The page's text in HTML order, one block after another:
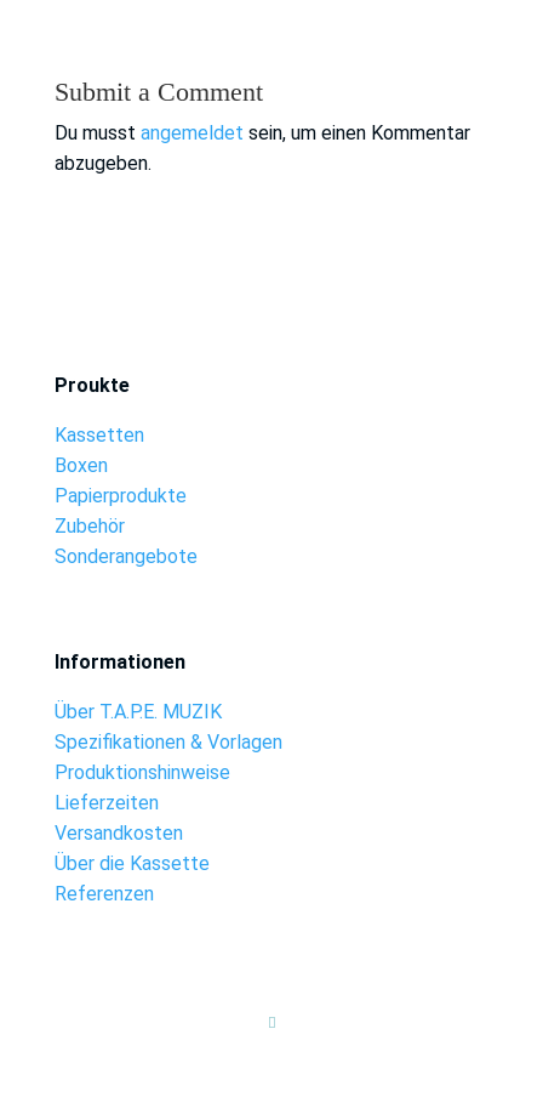
Submit a Comment
Du musst angemeldet sein, um einen Kommentar
abzugeben.
Proukte
Kassetten
Boxen
Papierprodukte
Zubehör
Sonderangebote
Informationen
Über T.A.P.E. MUZIK
Spezifikationen & Vorlagen
Produktionshinweise
Lieferzeiten
Versandkosten
Über die Kassette
Referenzen
